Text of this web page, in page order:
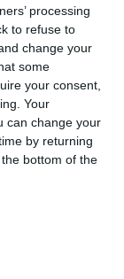
processing
to refuse to
change your
some
your consent,
Your
can change your
by returning
bottom of the